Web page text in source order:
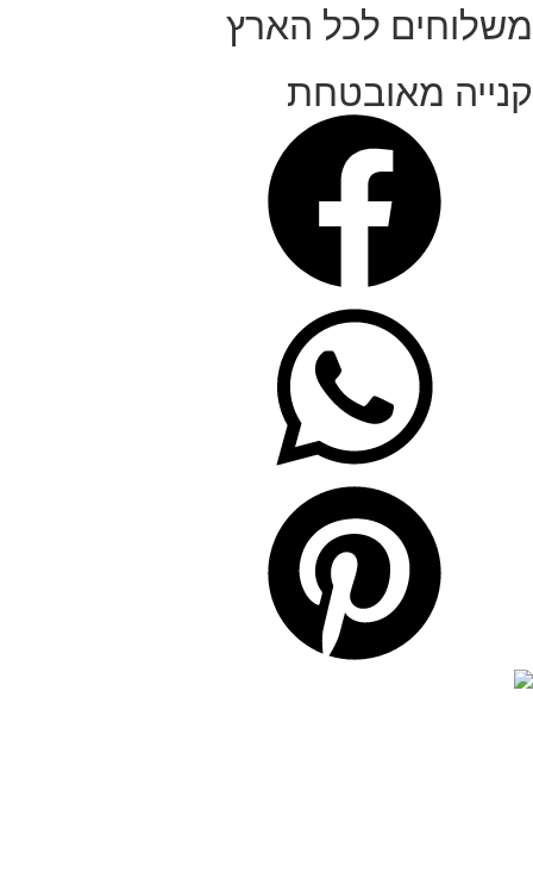
משלוחים לכל הארץ
קנייה מאובטחת